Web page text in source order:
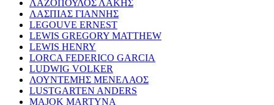
ΛΑΖΟΠΟΥΛΟΣ ΛΑΚΗΣ
ΛΑΣΠΙΑΣ ΓΙΑΝΝΗΣ
LEGOUVE ERNEST
LEWIS GREGORY MATTHEW
LEWIS HENRY
LORCA FEDERICO GARCIA
LUDWIG VOLKER
ΛΟΥΝΤΕΜΗΣ ΜΕΝΕΛΑΟΣ
LUSTGARTEN ANDERS
MAJOK MARTYNA